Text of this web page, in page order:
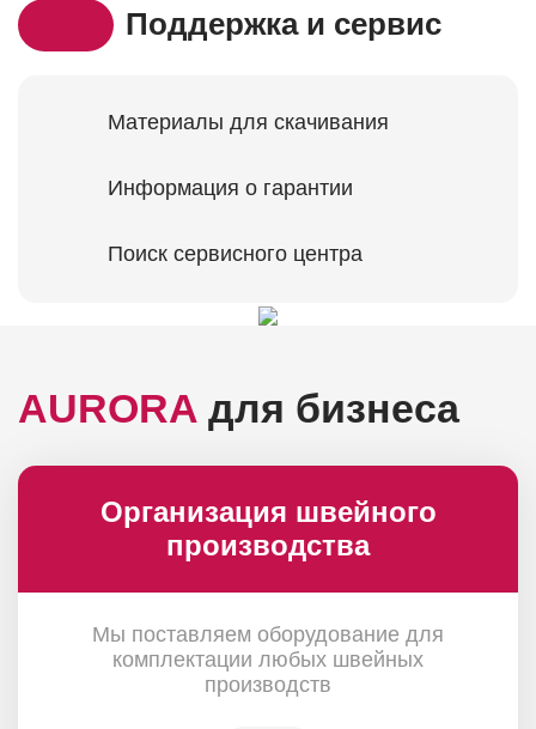
Поддержка и сервис
Материалы для скачивания
Информация о гарантии
Поиск сервисного центра
AURORA для бизнеса
Организация швейного
производства
Мы поставляем оборудование для
комплектации любых швейных
производств